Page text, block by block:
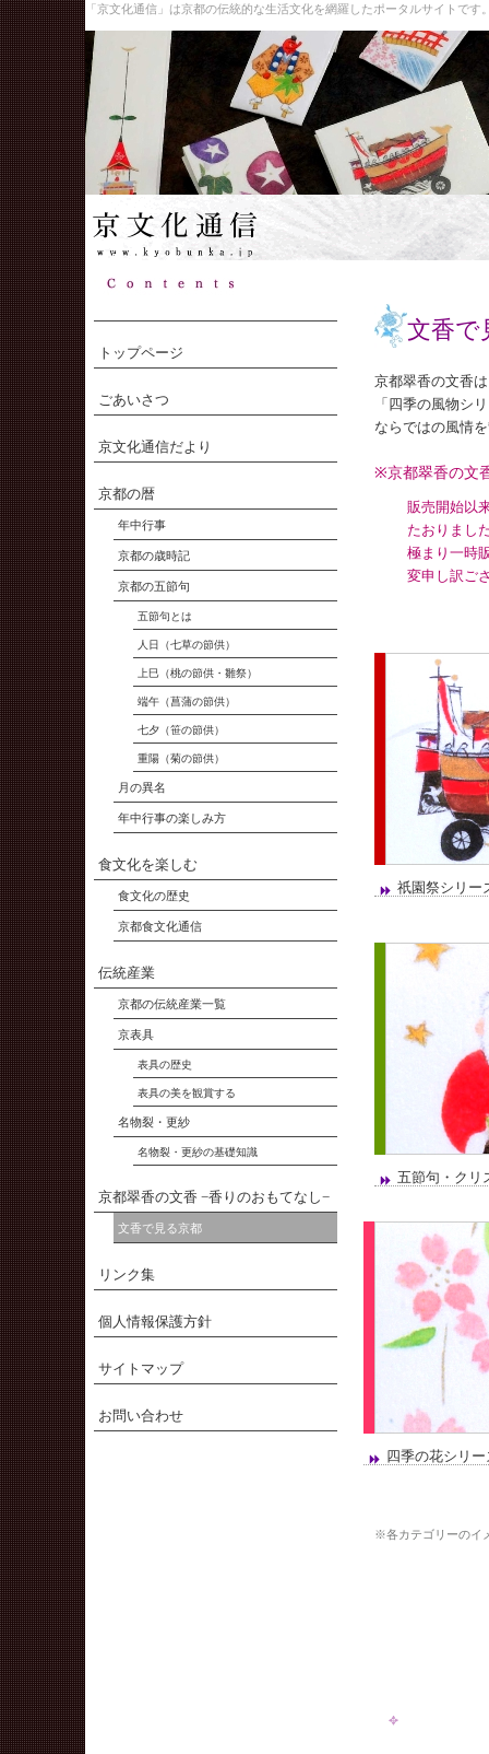
「京文化通信」は京都の伝統的な生活文化を網羅したポータルサイトです
文香で
京都翠香の文香
「四季の風物シ
ならではの風情
※京都翠香の文
販売開始以
たおりまし
極まり一時
変申し訳ご
祇園祭シリー
五節句・クリ
四季の花シリー
※各カテゴリーのイ
トップページ
ごあいさつ
京文化通信だより
京都の暦
年中行事
京都の歳時記
京都の五節句
五節句とは
人日（七草の節供）
上巳（桃の節供・雛祭）
端午（菖蒲の節供）
七夕（笹の節供）
重陽（菊の節供）
月の異名
年中行事の楽しみ方
食文化を楽しむ
食文化の歴史
京都食文化通信
伝統産業
京都の伝統産業一覧
京表具
表具の歴史
表具の美を観賞する
名物裂・更紗
名物裂・更紗の基礎知識
京都翠香の文香 −香りのおもてなし−
文香で見る京都
リンク集
個人情報保護方針
サイトマップ
お問い合わせ